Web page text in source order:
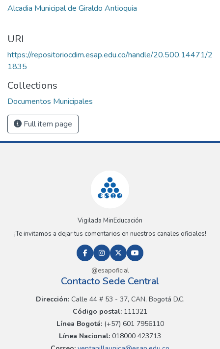
Alcadia Municipal de Giraldo Antioquia
URI
https://repositoriocdim.esap.edu.co/handle/20.500.14471/2
1835
Collections
Documentos Municipales
Full item page
Vigilada MinEducación
¡Te invitamos a dejar tus comentarios en nuestros canales oficiales!
@esapoficial
Contacto Sede Central
Dirección:Calle 44 # 53 - 37, CAN, Bogotá D.C.
Código postal: 111321
Línea Bogotá:(+57) 601 7956110
Línea Nacional: 018000 423713